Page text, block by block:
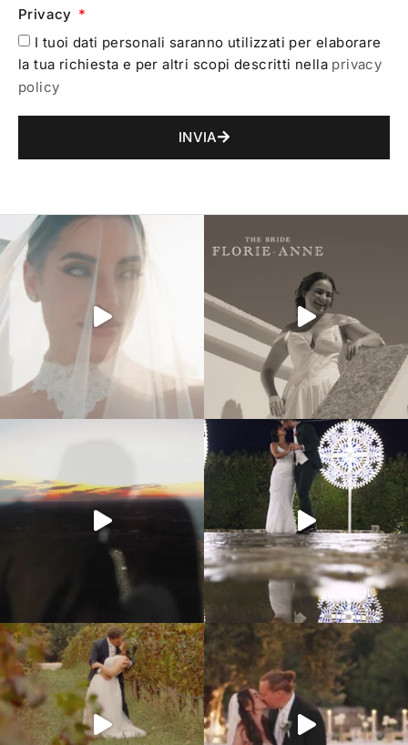
Privacy
I tuoi dati personali saranno utilizzati per elaborare
la tua richiesta e per altri scopi descritti nella privacy
policy
INVIA